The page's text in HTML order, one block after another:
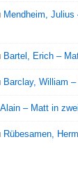
Mendheim, Julius
Bartel, Erich –
Barclay, William
– Matt in
Rübesamen,